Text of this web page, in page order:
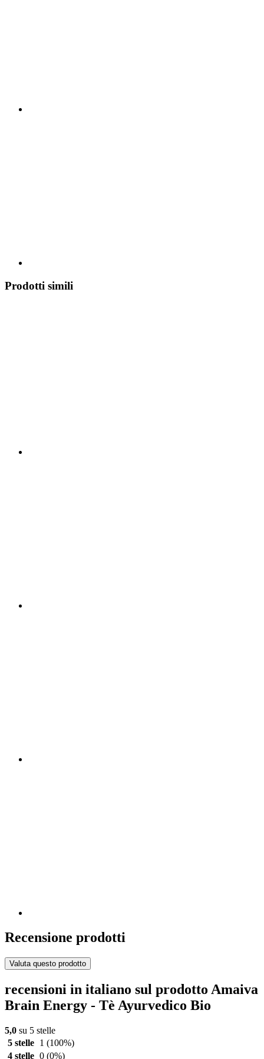
Prodotti simili
Recensione prodotti
Valuta questo prodotto
recensioni in italiano sul prodotto Amaiva
Brain Energy - Tè Ayurvedico Bio
5,0 su 5 stelle
5 stelle
1 (100%)
4 stelle 0 (0%)